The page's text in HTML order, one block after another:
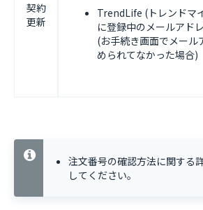
契約
更新
TrendLife (トレンドマ
に登録中のメールアド
(お手続き画面でメール
められてなかった場合)
注文番号の確認方法に関する
してください。